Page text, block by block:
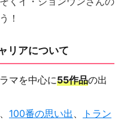
！
リアについて
マを中心に55作品の出
、 100番の思い出 、
トラン